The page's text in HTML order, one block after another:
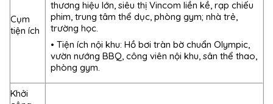
Cụm
tiện ích
thương hiệu lớn, siêu thị Vincom liền kề, rạp chiếu
phim, trung tâm thể dục, phòng gym; nhà trẻ,
trường học.
• Tiện ích nội khu: Hồ bơi tràn bờ chuẩn Olympic,
vườn nướng BBQ, công viên nội khu, sân thể thao,
phòng gym.
Khởi